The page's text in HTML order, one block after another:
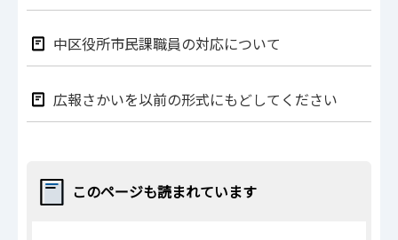
中区役所市民課職員の対応について
広報さかいを以前の形式にもどしてください
このページも読まれています